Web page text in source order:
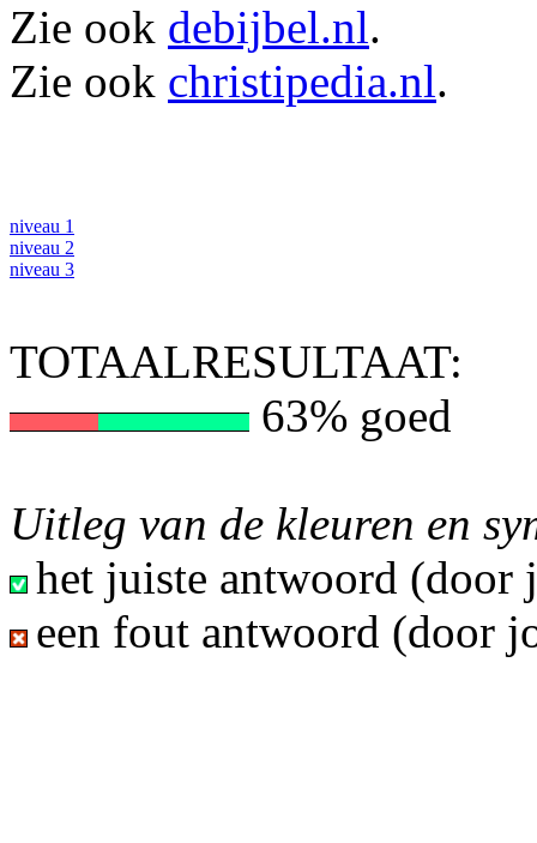
Zie ook debijbel.nl.
Zie ook christipedia.nl.
niveau 1
niveau 2
niveau 3
TOTAALRESULTAAT:
63% goed
Uitleg van de kleuren en
het juiste antwoord (door
een fout antwoord (door